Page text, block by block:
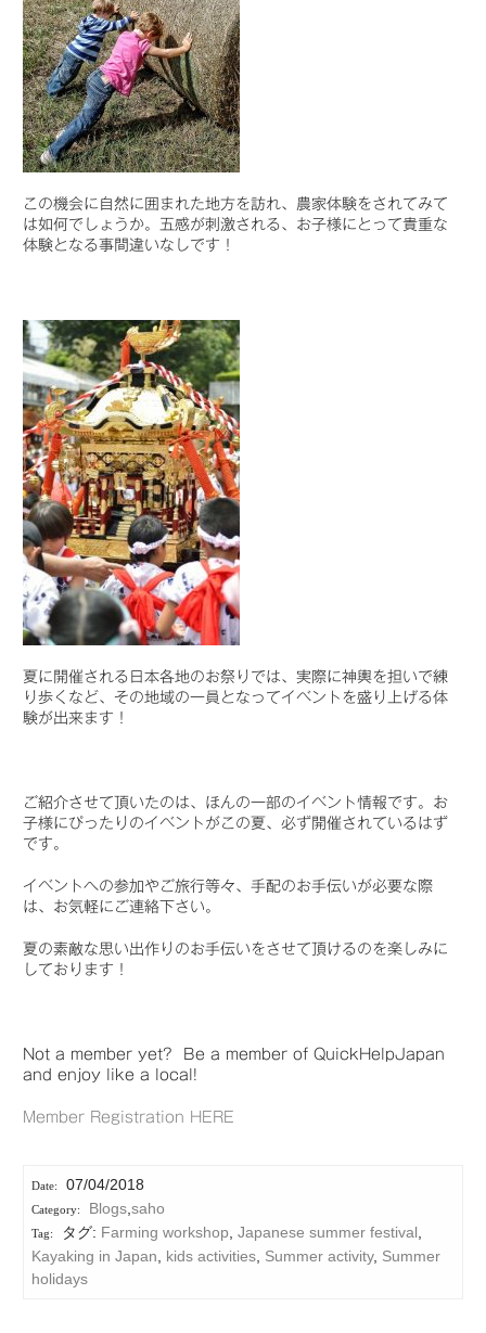
この機会に自然に囲まれた地方を訪れ、農家体験をされてみて
は如何でしょうか。五感が刺激される、お子様にとって貴重な
体験となる事間違いなしです！
夏に開催される日本各地のお祭りでは、実際に神輿を担いで練
り歩くなど、その地域の一員となってイベントを盛り上げる体
験が出来ます！
ご紹介させて頂いたのは、ほんの一部のイベント情報です。お
子様にぴったりのイベントがこの夏、必ず開催されているはず
です。
イベントへの参加やご旅行等々、手配のお手伝いが必要な際
は、お気軽にご連絡下さい。
夏の素敵な思い出作りのお手伝いをさせて頂けるのを楽しみに
しております！
Not a member yet? Be a member of QuickHelpJapan
and enjoy like a local!
Member Registration HERE
07/04/2018
Blogs, saho
タグ: Farming workshop Japanese summer festival
Kayaking in Japan
kids activities Summer activity, Summer
holidays